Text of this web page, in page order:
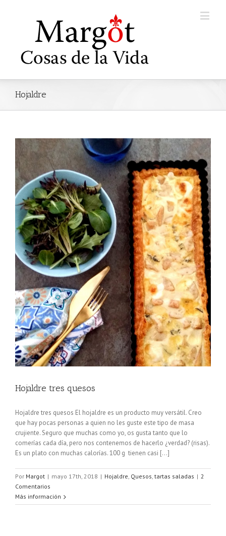
Hojaldre
Hojaldre tres quesos
Hojaldre tres quesos El hojaldre es un producto muy versátil. Creo
que hay pocas personas a quien no les guste este tipo de masa
crujiente. Seguro que muchas como yo, os gusta tanto que lo
comerías cada día, pero nos contenemos de hacerlo ¿verdad? (risas).
Es un plato con muchas calorías. 100 g tienen casi [...]
Por Margot | mayo 17th, 2018 | Hojaldre, Quesos, tartas saladas | 2
Comentarios
Más información